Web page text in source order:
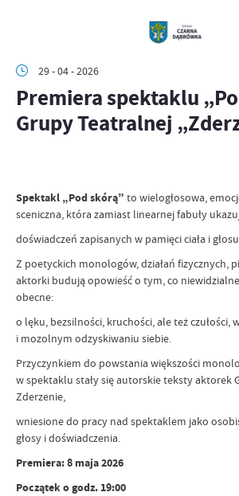
29 - 04 - 2026
Premiera spektaklu
Grupy Teatralnej
Spektakl „Pod skórą” to wielogłosowa,
sceniczna, która zamiast linearnej fabuły
doświadczeń zapisanych w pamięci ciała i
Z poetyckich monologów, działań fizycznych,
aktorki budują opowieść o tym, co
obecne:
o lęku, bezsilności, kruchości, ale też czułości,
i mozolnym odzyskiwaniu siebie.
Przyczynkiem do powstania większości
w spektaklu stały się autorskie teksty aktorek
Zderzenie,
wniesione do pracy nad spektaklem jako
głosy i doświadczenia.
Premiera: 8 maja 2026
Początek o godz. 19:00